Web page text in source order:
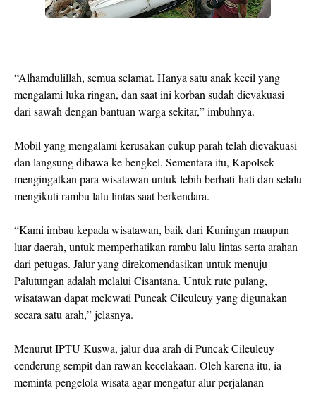
“Alhamdulillah, semua selamat. Hanya satu anak kecil yang
mengalami luka ringan, dan saat ini korban sudah dievakuasi
dari sawah dengan bantuan warga sekitar,” imbuhnya.
Mobil yang mengalami kerusakan cukup parah telah dievakuasi
dan langsung dibawa ke bengkel. Sementara itu, Kapolsek
mengingatkan para wisatawan untuk lebih berhati-hati dan selalu
mengikuti rambu lalu lintas saat berkendara.
“Kami imbau kepada wisatawan, baik dari Kuningan maupun
luar daerah, untuk memperhatikan rambu lalu lintas serta arahan
dari petugas. Jalur yang direkomendasikan untuk menuju
Palutungan adalah melalui Cisantana. Untuk rute pulang,
wisatawan dapat melewati Puncak Cileuleuy yang digunakan
secara satu arah,” jelasnya.
Menurut IPTU Kuswa, jalur dua arah di Puncak Cileuleuy
cenderung sempit dan rawan kecelakaan. Oleh karena itu, ia
meminta pengelola wisata agar mengatur alur perjalanan